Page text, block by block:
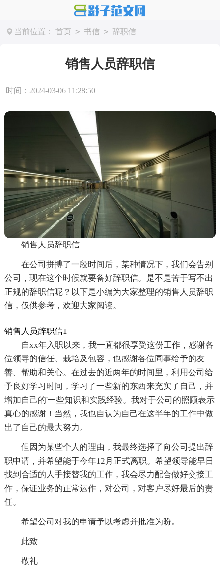
当前位置： 首页 > 书信 > 辞职信
销售人员辞职信
时间：2024-03-06 11:28:50
销售人员辞职信
在公司拼搏了一段时间后，某种情况下，我们会告别
公司，现在这个时候就要备好辞职信。是不是苦于写不出
正规的辞职信呢？以下是小编为大家整理的销售人员辞职
信，仅供参考，欢迎大家阅读。
销售人员辞职信1
自xx年入职以来，我一直都很享受这份工作，感谢各
位领导的信任、栽培及包容，也感谢各位同事给予的友
善、帮助和关心。在过去的近两年的时间里，利用公司给
予良好学习时间，学习了一些新的东西来充实了自己，并
增加自己的'一些知识和实践经验。我对于公司的照顾表示
真心的感谢！当然，我也自认为自己在这半年的工作中做
出了自己的最大努力。
但因为某些个人的理由，我最终选择了向公司提出辞
职申请，并希望能于今年12月正式离职。希望领导能早日
找到合适的人手接替我的工作，我会尽力配合做好交接工
作，保证业务的正常运作，对公司，对客户尽好最后的责
任。
希望公司对我的申请予以考虑并批准为盼。
此致
敬礼